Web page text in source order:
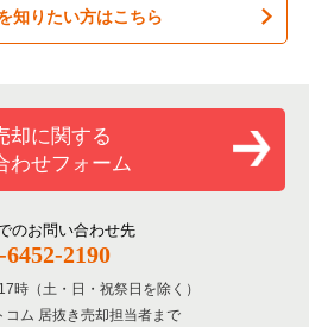
知りたい方はこちら
却に関する
わせフォーム
のお問い合わせ先
6452-2190
時（土・日・祝祭日を除く）
コム 居抜き売却担当者まで